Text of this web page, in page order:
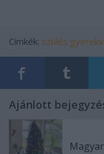
Címkék: szülés
Ajánlott